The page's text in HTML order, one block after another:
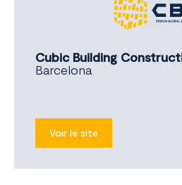
Cubic Building
Barcelona
Voir le site